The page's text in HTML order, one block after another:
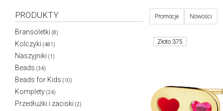
PRODUKTY
Bransoletki (8)
Kolczyki (481)
Naszyjniki (1)
Beads (34)
Beads for Kids (10)
Komplety (24)
Przedłużki i zaciski (2)
Promocje Nowości
Złoto 375